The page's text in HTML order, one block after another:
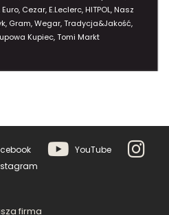
Cezar, E.Leclerc, HITPOL, Nasz
Gram, Wegar, Tradycja&Jakość,
Kupiec, Tomi Markt
YouTube
firma